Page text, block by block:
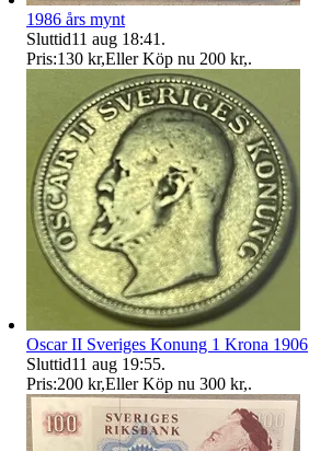
1986 års mynt
Sluttid11 aug 18:41 .
Pris:130 kr,Eller Köp nu 200 kr,.
Oscar II Sveriges Konung 1 Krona 1906
Sluttid11 aug 19:55.
Pris:200 kr,Eller Köp nu 300 kr,.